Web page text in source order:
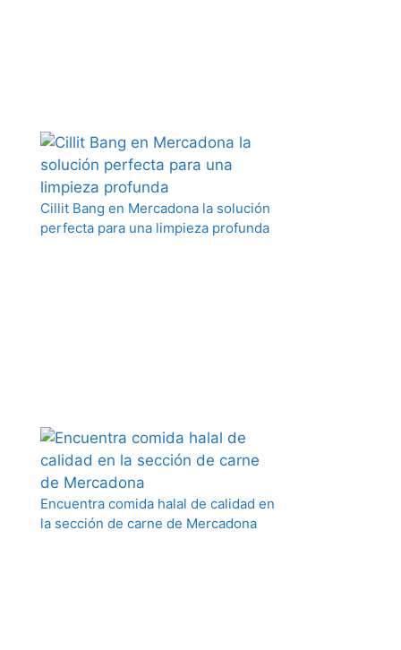
Cillit Bang en Mercadona la solución
perfecta para una limpieza profunda
Encuentra comida halal de calidad en
la sección de carne de Mercadona